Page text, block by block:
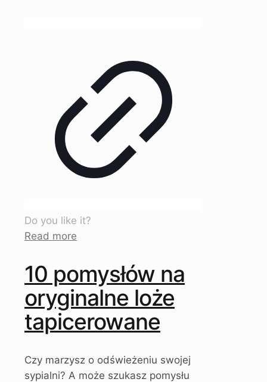
Do you like it?
Read more
10 pomysłów na
oryginalne loże
tapicerowane
Czy marzysz o odświeżeniu swojej
sypialni? A może szukasz pomysłu